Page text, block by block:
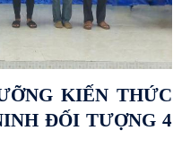
KIẾN THỨC
ĐỐI TƯỢNG 4